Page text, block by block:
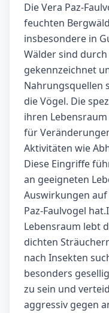
Die Vera Paz-
feuchten
insbesondere in
Wälder sind
gekennzeichnet
Nahrungsquellen
die Vögel. Die
ihren
für
Aktivitäten wie
Diese Eingriffe
an geeigneten
Auswirkungen
Paz-Faulvogel
Lebensraum lebt
dichten
nach Insekten
besonders
zu sein und
aggressiv gegen